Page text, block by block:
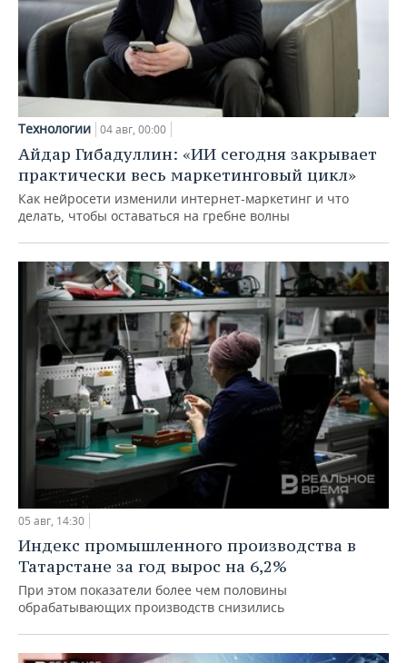
Технологии 04 авг, 00:00
Айдар Гибадуллин: «ИИ сегодня закрывает
практически весь маркетинговый цикл»
Как нейросети изменили интернет-маркетинг и что
делать, чтобы оставаться на гребне волны
05 авг, 14:30
Индекс промышленного производства в
Татарстане за год вырос на 6,2%
При этом показатели более чем половины
обрабатывающих производств снизились